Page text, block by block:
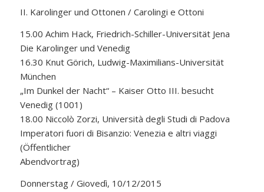
II. Karolinger und Ottonen / Carolingi e Ottoni
15.00 Achim Hack, Friedrich-Schiller-Universität Jena
Die Karolinger und Venedig
16.30 Knut Görich, Ludwig-Maximilians-Universität
München
„Im Dunkel der Nacht“ – Kaiser Otto III. besucht
Venedig (1001)
18.00 Niccolò Zorzi, Università degli Studi di Padova
Imperatori fuori di Bisanzio: Venezia e altri viaggi
(Öffentlicher
Abendvortrag)
Donnerstag / Giovedì, 10/12/2015